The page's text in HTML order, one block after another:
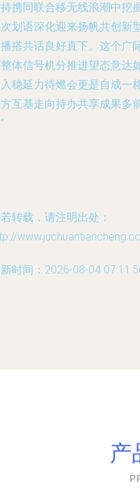
携同联合移无线浪潮中挖
划语深化迎来扬帆共创新
搭共话良好直下。这个广
体信号机分推进望态意达
稳延力待燃会更是自成一
互基走向持办共享成果多
转载，请注明出处：
时间：2026-08-04
产